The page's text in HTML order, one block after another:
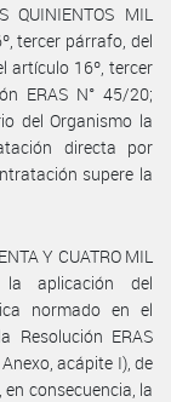
MIL
tercer párrafo, del
artículo 16º, tercer
ERAS N° 45/20;
del Organismo la
directa por
supere la
Y CUATRO MIL
aplicación del
normado en el
Resolución ERAS
acápite I), de
consecuencia, la